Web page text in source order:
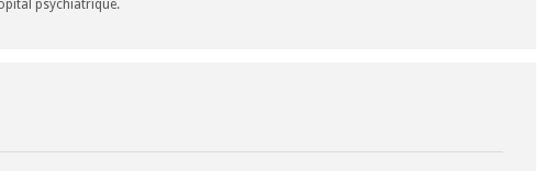
psychiatrique.